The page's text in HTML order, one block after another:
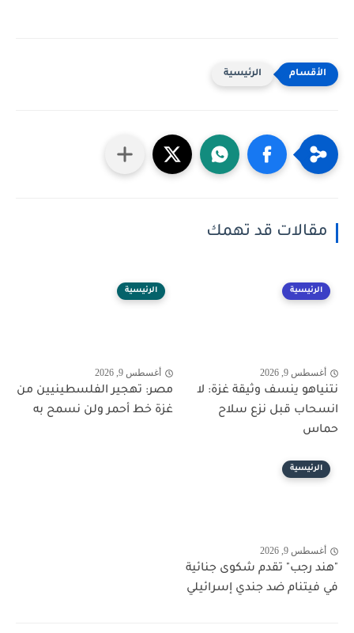
الرئيسية
مقالات قد تهمك
الرئيسية
أغسطس 9, 2026
نتنياهو ينسف وثيقة غزة: لا
انسحاب قبل نزع سلاح
حماس
الرئيسية
أغسطس 9, 2026
مصر: تهجير الفلسطينيين من
غزة خط أحمر ولن نسمح به
الرئيسية
أغسطس 9, 2026
"هند رجب" تقدم شكوى جنائية
في فيتنام ضد جندي إسرائيلي